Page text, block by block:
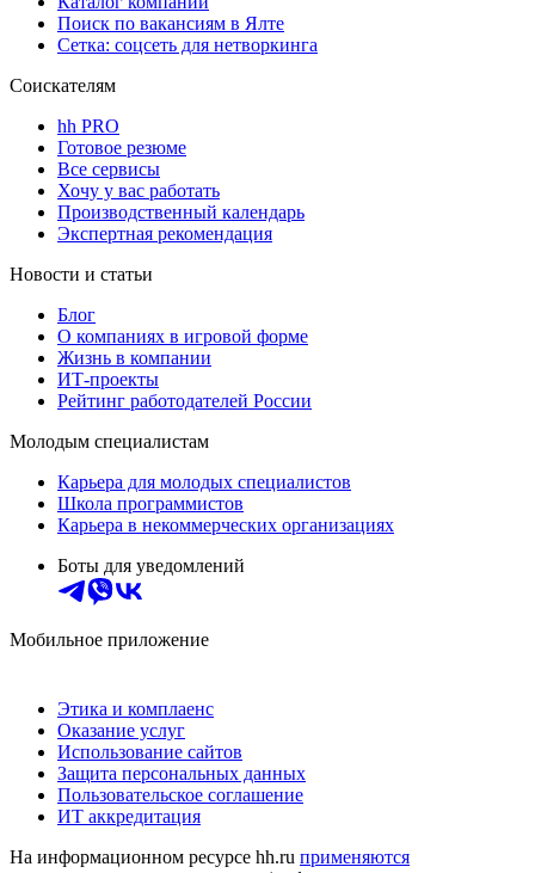
Поиск по вакансиям в Ялте
Сетка: соцсеть для нетворкинга
Соискателям
hh PRO
Готовое резюме
Все сервисы
Хочу у вас работать
Производственный календарь
Экспертная рекомендация
Новости и статьи
Блог
О компаниях в игровой форме
Жизнь в компании
ИТ-проекты
Рейтинг работодателей России
Молодым специалистам
Карьера для молодых специалистов
Школа программистов
Карьера в некоммерческих организациях
Боты для уведомлений
Мобильное приложение
Этика и комплаенс
Оказание услуг
Использование сайтов
Защита персональных данных
Пользовательское соглашение
ИТ аккредитация
На информационном ресурсе hh.ru применяются